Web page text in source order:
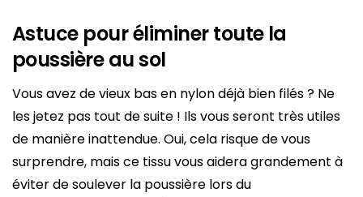
Astuce pour éliminer toute la
poussière au sol
Vous avez de vieux bas en nylon déjà bien filés ? Ne
les jetez pas tout de suite ! Ils vous seront très utiles
de manière inattendue. Oui, cela risque de vous
surprendre, mais ce tissu vous aidera grandement à
éviter de soulever la poussière lors du